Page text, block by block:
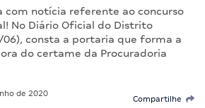
com notícia referente ao concurso
No Diário Oficial do Distrito
06), consta a portaria que forma a
do certame da Procuradoria
de 2020
Compartilhe